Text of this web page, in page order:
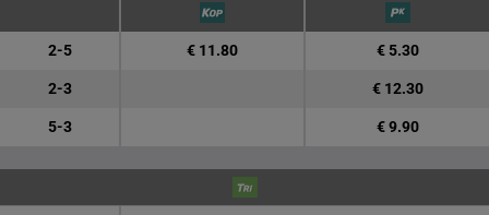
2-5 € 11.80 € 5.30
2-3 € 12.30
5-3 € 9.90